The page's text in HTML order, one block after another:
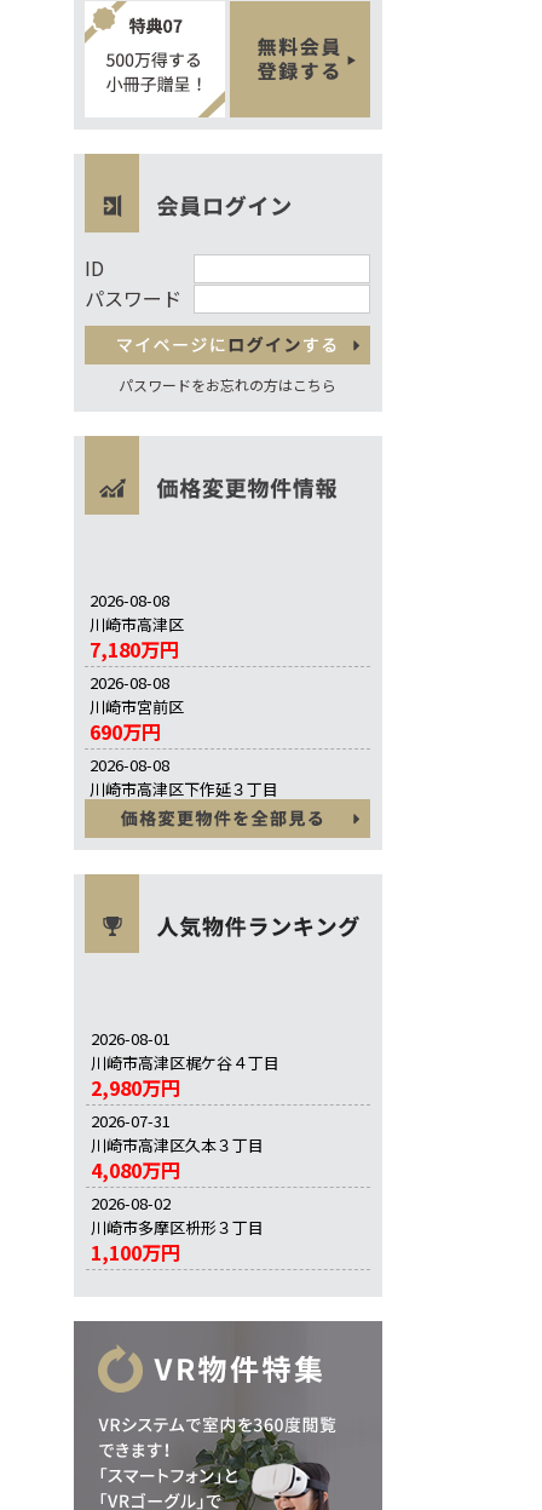
ID
パスワード
パスワードをお忘れの方はこちら
2026-08-08
川崎市高津区
7,180万円
2026-08-08
川崎市宮前区
690万円
2026-08-08
川崎市高津区下作延３丁目
630万円
2026-08-01
川崎市高津区梶ケ谷４丁目
2,980万円
2026-07-31
川崎市高津区久本３丁目
4,080万円
2026-08-02
川崎市多摩区枡形３丁目
1,100万円